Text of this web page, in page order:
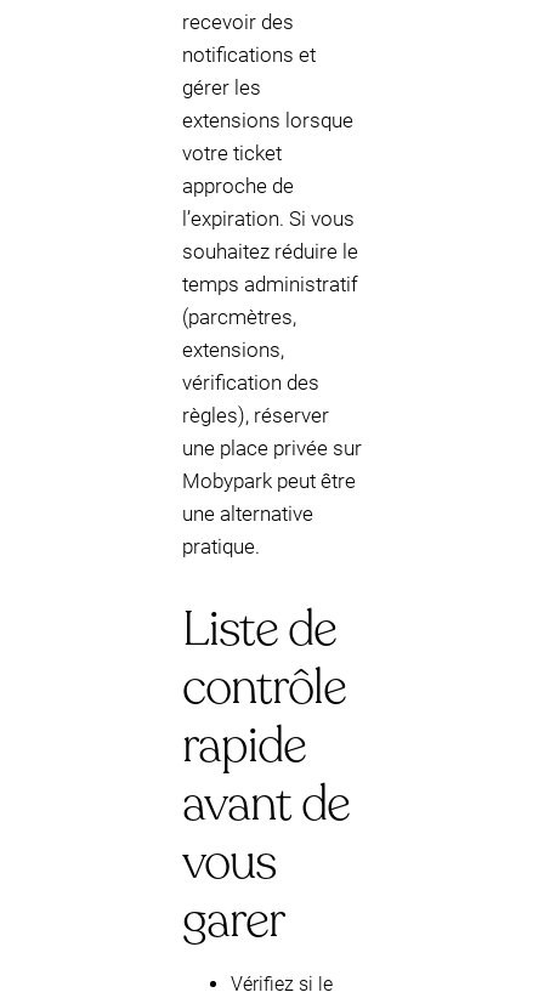
recevoir des
notifications et
gérer les
extensions lorsque
votre ticket
approche de
l’expiration. Si vous
souhaitez réduire le
temps administratif
(parcmètres,
extensions,
vérification des
règles), réserver
une place privée sur
Mobypark peut être
une alternative
pratique.
Liste de
contrôle
rapide
avant de
vous
garer
Vérifiez si le